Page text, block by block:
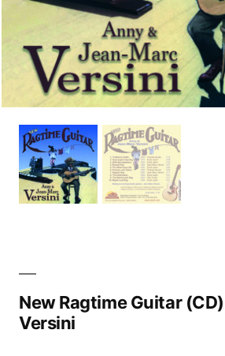
New Ragtime Guitar
Versini